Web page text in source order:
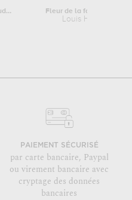
Album du Maroc: trois études... Fleur de la famille des iris
Louis Hestaux
PAIEMENT SÉCURISÉ
par carte bancaire, Paypal
ou virement bancaire avec
cryptage des données
bancaires